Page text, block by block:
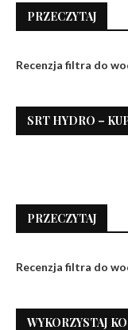
PRZECZYTAJ
Recenzja filtra do
SRT HYDRO –
PRZECZYTAJ
Recenzja filtra do
WYKORZYSTAJ